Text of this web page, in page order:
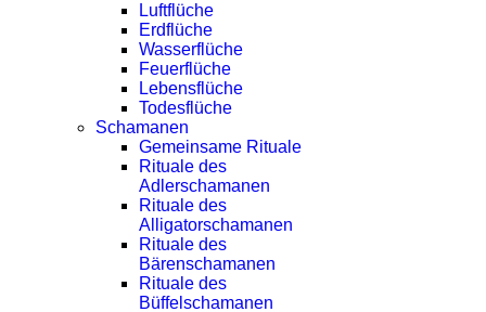
Luftflüche
Erdflüche
Wasserflüche
Feuerflüche
Lebensflüche
Todesflüche
Schamanen
Gemeinsame Rituale
Rituale des
Adlerschamanen
Rituale des
Alligatorschamanen
Rituale des
Bärenschamanen
Rituale des
Büffelschamanen